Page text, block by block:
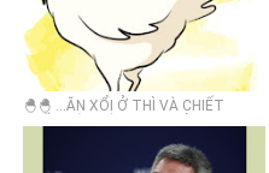
🐣🐣 ...ĂN XỔI Ở THÌ VÀ CHIẾT
KHẤU TÂM LÝ THEO THỜI GIAN